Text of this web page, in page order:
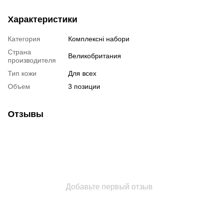
Характеристики
Категория
Комплексні набори
Страна
производителя
Великобритания
Тип кожи
Для всех
Объем
3 позиции
Отзывы
Добавьте первый отзыв